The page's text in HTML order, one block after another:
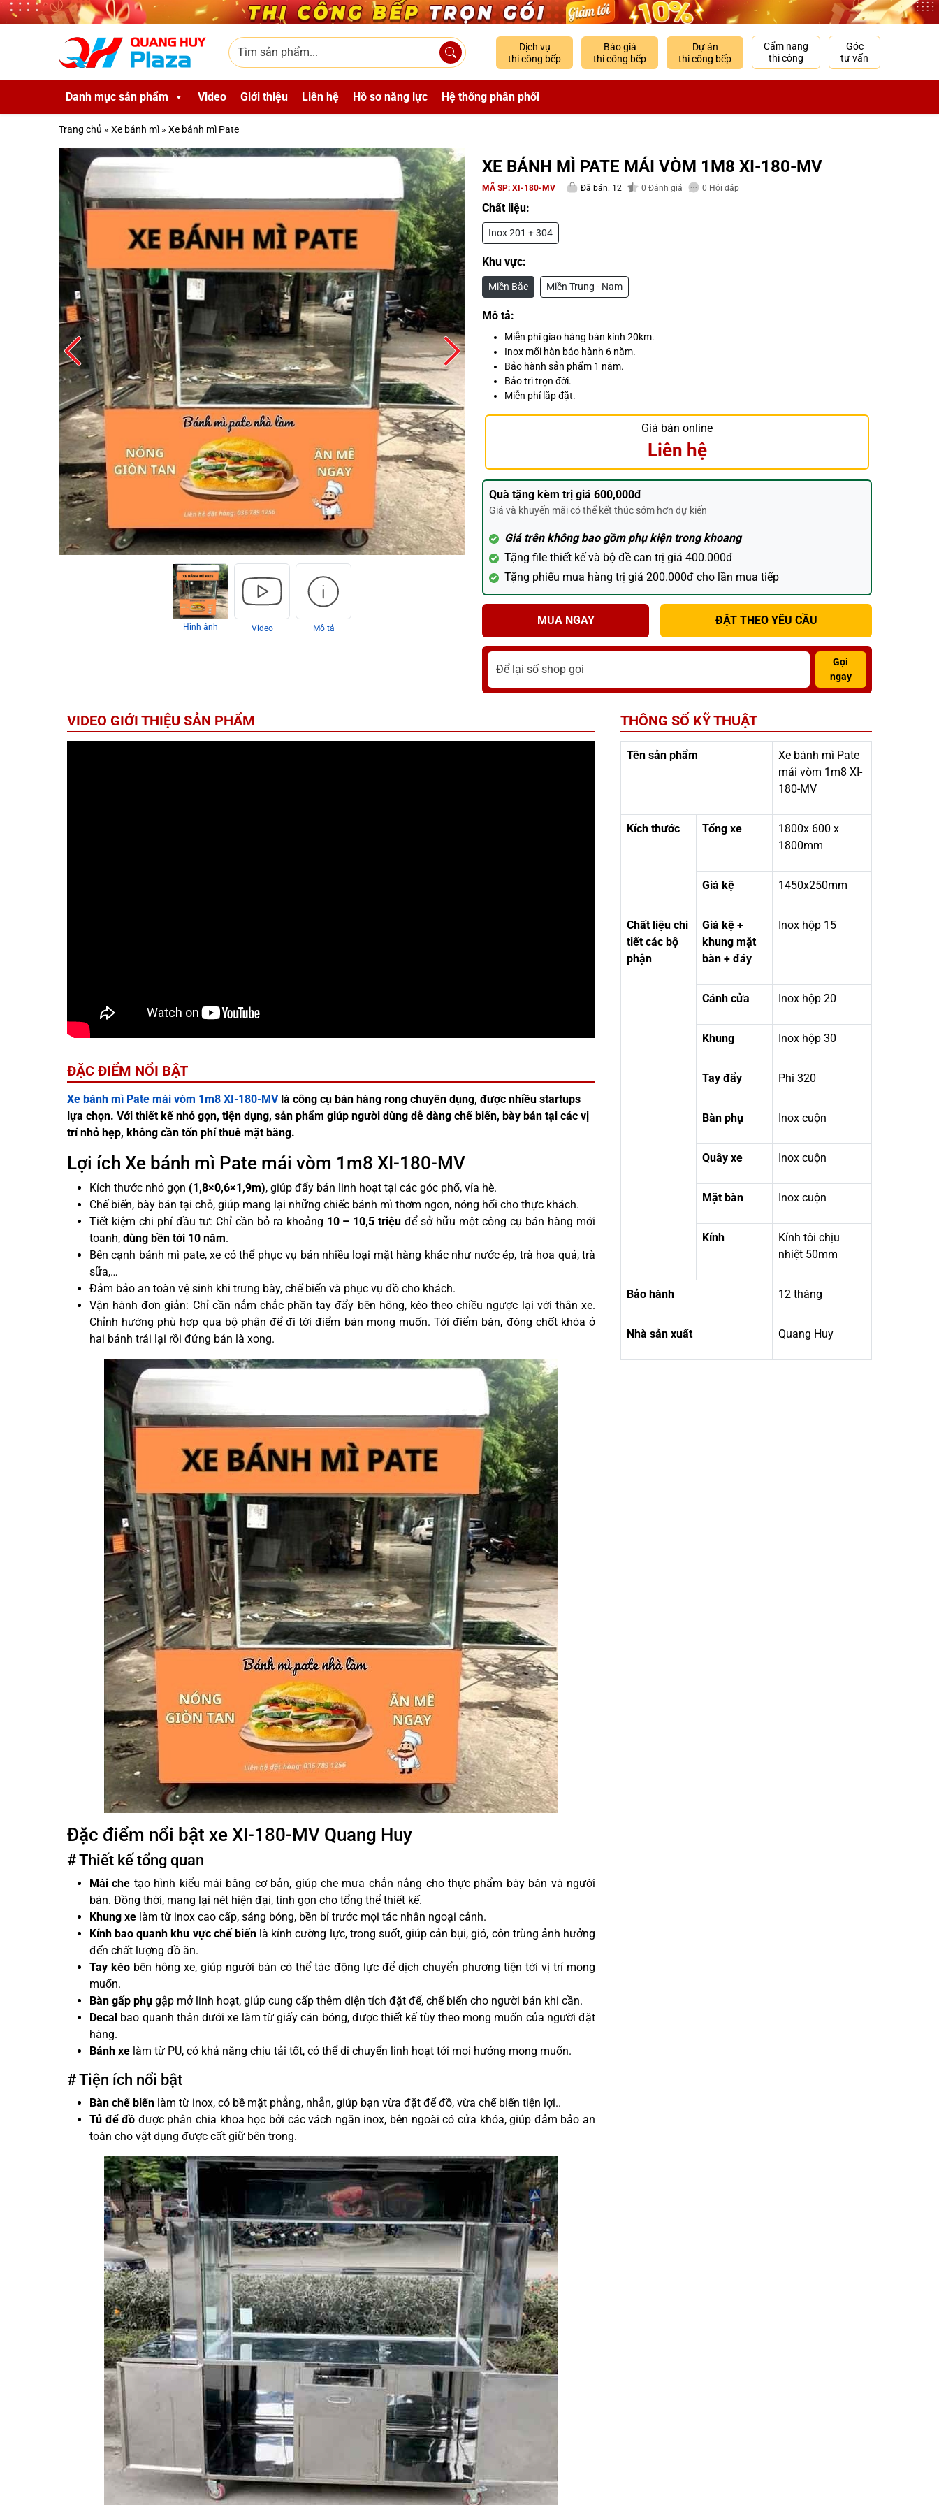
Skip to main content
Tìm sản phẩm
Dịch vụ
thi công bếp
Báo giá
thi công bếp
Dự án
thi công bếp
Cẩm nang
thi công
Góc
tư vấn
Danh mục sản phẩm Video Giới thiệu Liên hệ Hồ sơ năng lực Hệ thống phân phối
Trang chủ » Xe bánh mì » Xe bánh mì Pate
Hình ảnh Video Mô tả
XE BÁNH MÌ PATE MÁI VÒM 1M8 XI-180-MV
MÃ SP: XI-180-MV Đã bán: 12 0 Đánh giá 0 Hỏi đáp
Chất liệu:
Inox 201 + 304
Khu vực:
Miền Bắc Miền Trung - Nam
Mô tả:
Miễn phí giao hàng bán kính 20km.
Inox mối hàn bảo hành 6 năm.
Bảo hành sản phẩm 1 năm.
Bảo trì trọn đời.
Miễn phí lắp đặt.
Giá bán online
Liên hệ
Quà tặng kèm trị giá 600,000đ
Giá và khuyến mãi có thể kết thúc sớm hơn dự kiến
Giá trên không bao gồm phụ kiện trong khoang
Tặng file thiết kế và bộ đề can trị giá 400.000đ
Tặng phiếu mua hàng trị giá 200.000đ cho lần mua tiếp
MUA NGAY ĐẶT THEO YÊU CẦU
Gọi
ngay
THÔNG SỐ KỸ THUẬT
Tên sản phẩm
Xe bánh mì Pate
mái vòm 1m8 XI-
180-MV
Kích thước Tổng xe
1800x 600 x
1800mm
Giá kệ 1450x250mm
Chất liệu chi
tiết các bộ
phận
Giá kệ +
khung mặt
bàn + đáy
Inox hộp 15
Cánh cửa Inox hộp 20
Khung Inox hộp 30
Tay đẩy Phi 320
Bàn phụ Inox cuộn
Quây xe Inox cuộn
Mặt bàn Inox cuộn
Kính
Kính tôi chịu
nhiệt 50mm
Bảo hành 12 tháng
Nhà sản xuất Quang Huy
VIDEO GIỚI THIỆU SẢN PHẨM
ĐẶC ĐIỂM NỔI BẬT
Xe bánh mì Pate mái vòm 1m8 XI-180-MVlà công cụ bán hàng rong chuyên dụng, được nhiều startups
lựa chọn. Với thiết kế nhỏ gọn, tiện dụng, sản phẩm giúp người dùng dễ dàng chế biến, bày bán tại các vị
trí nhỏ hẹp, không cần tốn phí thuê mặt bằng.
Lợi ích Xe bánh mì Pate mái vòm 1m8 XI-180-MV
Kích thước nhỏ gọn (1,8×0,6×1,9m), giúp đẩy bán linh hoạt tại các góc phố, vỉa hè.
Chế biến, bày bán tại chỗ, giúp mang lại những chiếc bánh mì thơm ngon, nóng hổi cho thực khách.
Tiết kiệm chi phí đầu tư: Chỉ cần bỏ ra khoảng 10 – 10,5 triệuđể sở hữu một công cụ bán hàng mới
toanh, dùng bền tới 10 năm.
Bên cạnh bánh mì pate, xe có thể phục vụ bán nhiều loại mặt hàng khác như nước ép, trà hoa quả, trà
sữa,…
Đảm bảo an toàn vệ sinh khi trưng bày, chế biến và phục vụ đồ cho khách.
Vận hành đơn giản: Chỉ cần nắm chắc phần tay đẩy bên hông, kéo theo chiều ngược lại với thân xe.
Chỉnh hướng phù hợp qua bộ phận để đi tới điểm bán mong muốn. Tới điểm bán, đóng chốt khóa ở
hai bánh trái lại rồi đứng bán là xong.
Đặc điểm nổi bật xe XI-180-MV Quang Huy
# Thiết kế tổng quan
Mái che tạo hình kiểu mái bằng cơ bản, giúp che mưa chắn nắng cho thực phẩm bày bán và người
bán. Đồng thời, mang lại nét hiện đại, tinh gọn cho tổng thể thiết kế.
Khung xe làm từ inox cao cấp, sáng bóng, bền bỉ trước mọi tác nhân ngoại cảnh.
Kính bao quanh khu vực chế biến là kính cường lực, trong suốt, giúp cản bụi, gió, côn trùng ảnh hưởng
đến chất lượng đồ ăn.
Tay kéo bên hông xe, giúp người bán có thể tác động lực để dịch chuyển phương tiện tới vị trí mong
muốn.
Bàn gấp phụ gập mở linh hoạt, giúp cung cấp thêm diện tích đặt để, chế biến cho người bán khi cần.
Decal bao quanh thân dưới xe làm từ giấy cán bóng, được thiết kế tùy theo mong muốn của người đặt
hàng.
Bánh xe làm từ PU, có khả năng chịu tải tốt, có thể di chuyển linh hoạt tới mọi hướng mong muốn.
# Tiện ích nổi bật
Bàn chế biến làm từ inox, có bề mặt phẳng, nhẵn, giúp bạn vừa đặt để đồ, vừa chế biến tiện lợi..
Tủ để đồ được phân chia khoa học bởi các vách ngăn inox, bên ngoài có cửa khóa, giúp đảm bảo an
toàn cho vật dụng được cất giữ bên trong.